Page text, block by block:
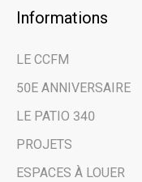
Informations
LE CCFM
50E ANNIVERSAIRE
LE PATIO 340
PROJETS
ESPACES À LOUER
Restez
des